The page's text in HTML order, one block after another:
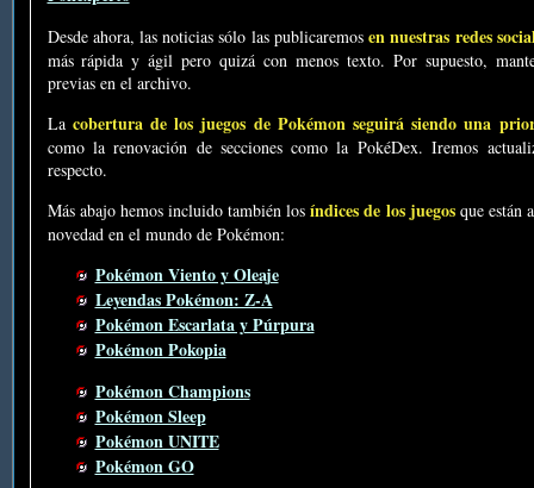
Desde ahora, las noticias sólo las publicaremosen nuestras redes
más rápida y ágil pero quizá con menos texto. Por supuesto,
previas en el archivo.
La cobertura de los juegos de Pokémon seguirá siendo una
como la renovación de secciones como la PokéDex. Iremos
respecto.
Más abajo hemos incluido también losíndices de los juegosque están
novedad en el mundo de Pokémon:
Pokémon Viento y Oleaje
Leyendas Pokémon: Z-A
Pokémon Escarlata y Púrpura
Pokémon Pokopia
Pokémon Champions
Pokémon Sleep
Pokémon UNITE
Pokémon GO